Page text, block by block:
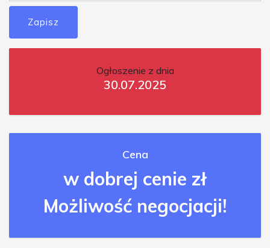
Zapisz
Ogłoszenie z dnia
30.07.2025
Cena
w dobrej cenie zł
Możliwość negocjacji!